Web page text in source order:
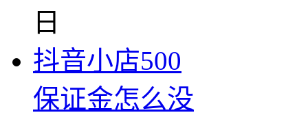
日
抖音小店500
保证金怎么没